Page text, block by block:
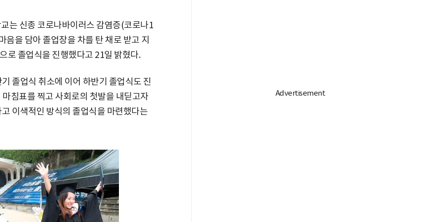
는 신종 코로나바이러스 감염증(코로나1
을 담아 졸업장을 차를 탄 채로 받고 지
졸업식을 진행했다고 21일 밝혔다.
졸업식 취소에 이어 하반기 졸업식도 진
침표를 찍고 사회로의 첫발을 내딛고자
이색적인 방식의 졸업식을 마련했다는